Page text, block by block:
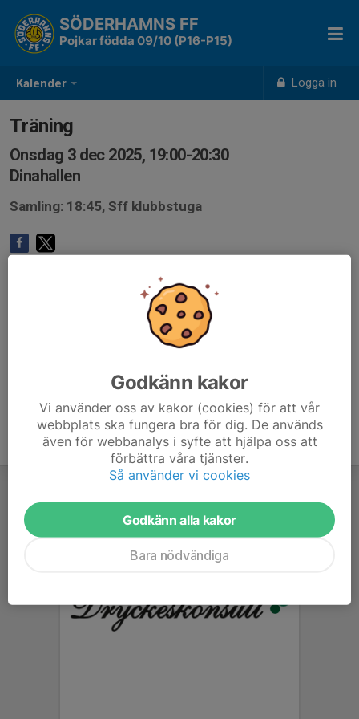
Kalender Logga in
SÖDERHAMNS FF
Pojkar födda 09/10 (P16-P15)
Träning
Onsdag 3 dec 2025, 19:00-20:30
Dinahallen
Samling: 18:45, Sff klubbstuga
Godkänn kakor
Vi använder oss av kakor (cookies) för att vår
webbplats ska fungera bra för dig. De används
även för webbanalys i syfte att hjälpa oss att
förbättra våra tjänster.
Så använder vi cookies
Godkänn alla kakor
Bara nödvändiga